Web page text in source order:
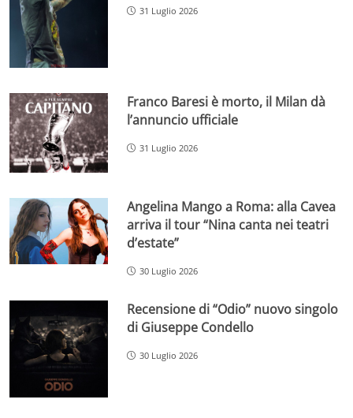
31 Luglio 2026
Franco Baresi è morto, il Milan dà
l’annuncio ufficiale
31 Luglio 2026
Angelina Mango a Roma: alla Cavea
arriva il tour “Nina canta nei teatri
d’estate”
30 Luglio 2026
Recensione di “Odio” nuovo singolo
di Giuseppe Condello
30 Luglio 2026